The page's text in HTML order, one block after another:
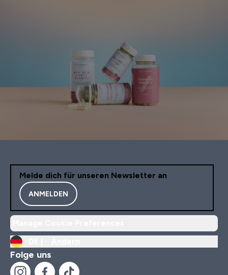
Melde dich für unseren Newsletter an
ANMELDEN
Folge uns